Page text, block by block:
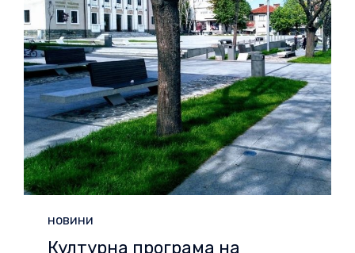
Category
новини
Културна програма на